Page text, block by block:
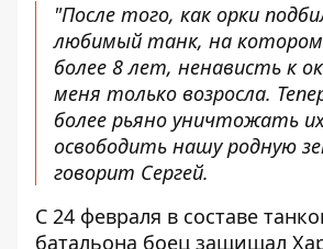
"После того, как орки
любимый танк, на котором
более 8 лет, ненависть к
меня только возросла.
более рьяно уничтожать
освободить нашу родную
говорит Сергей.
С 24 февраля в составе
батальона боец защищал